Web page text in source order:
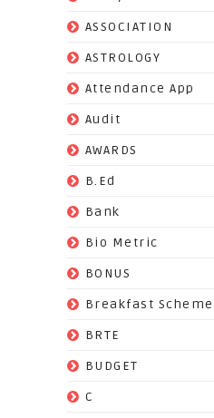
ASSOCIATION
ASTROLOGY
Attendance App
Audit
AWARDS
B.Ed
Bank
Bio Metric
BONUS
Breakfast Scheme
BRTE
BUDGET
C